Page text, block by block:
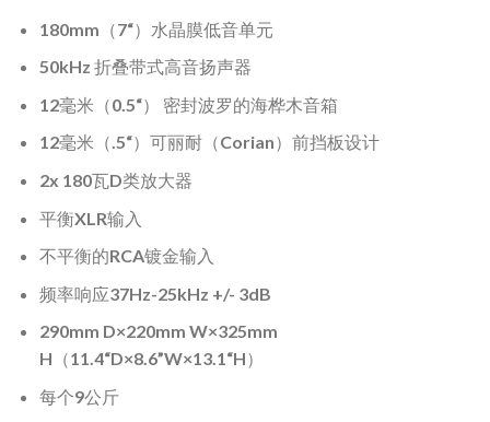
180mm（7“）水晶膜低音单元
50kHz 折叠带式高音扬声器
12毫米（0.5“） 密封波罗的海桦木音箱
12毫米（.5“）可丽耐（Corian）前挡板设计
2x 180瓦D类放大器
平衡XLR输入
不平衡的RCA镀金输入
频率响应37Hz-25kHz +/- 3dB
290mm D×220mm W×325mm
H（11.4“D×8.6”W×13.1“H）
每个9公斤